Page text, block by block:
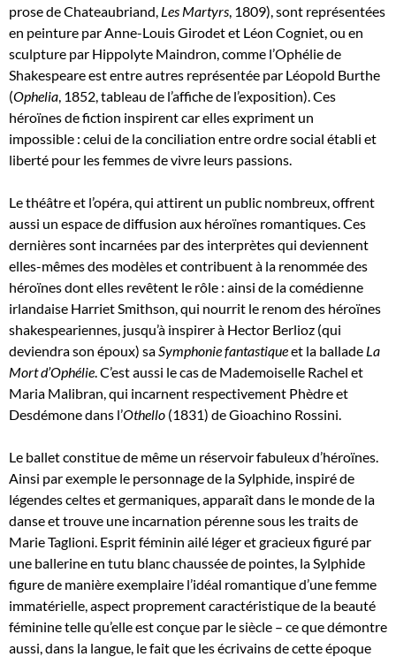
prose de Chateaubriand, Les Martyrs, 1809), sont représentées
en peinture par Anne-Louis Girodet et Léon Cogniet, ou en
sculpture par Hippolyte Maindron, comme l’Ophélie de
Shakespeare est entre autres représentée par Léopold Burthe
(Ophelia, 1852, tableau de l’affiche de l’exposition). Ces
héroïnes de fiction inspirent car elles expriment un
impossible : celui de la conciliation entre ordre social établi et
liberté pour les femmes de vivre leurs passions.
Le théâtre et l’opéra, qui attirent un public nombreux, offrent
aussi un espace de diffusion aux héroïnes romantiques. Ces
dernières sont incarnées par des interprètes qui deviennent
elles-mêmes des modèles et contribuent à la renommée des
héroïnes dont elles revêtent le rôle : ainsi de la comédienne
irlandaise Harriet Smithson, qui nourrit le renom des héroïnes
shakespeariennes, jusqu’à inspirer à Hector Berlioz (qui
deviendra son époux) saSymphonie fantastiqueet la ballade La
Mort d’Ophélie. C’est aussi le cas de Mademoiselle Rachel et
Maria Malibran, qui incarnent respectivement Phèdre et
Desdémone dans l’Othello (1831) de Gioachino Rossini.
Le ballet constitue de même un réservoir fabuleux d’héroïnes.
Ainsi par exemple le personnage de la Sylphide, inspiré de
légendes celtes et germaniques, apparaît dans le monde de la
danse et trouve une incarnation pérenne sous les traits de
Marie Taglioni. Esprit féminin ailé léger et gracieux figuré par
une ballerine en tutu blanc chaussée de pointes, la Sylphide
figure de manière exemplaire l’idéal romantique d’une femme
immatérielle, aspect proprement caractéristique de la beauté
féminine telle qu’elle est conçue par le siècle – ce que démontre
aussi, dans la langue, le fait que les écrivains de cette époque